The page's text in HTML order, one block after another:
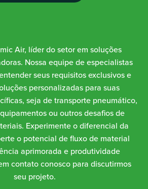
Air, líder do setor em soluções
Nossa equipe de especialistas
seus requisitos exclusivos e
personalizadas para suas
seja de transporte pneumático,
ou outros desafios de
Experimente o diferencial da
o potencial de fluxo de material
aprimorada e produtividade
contato conosco para discutirmos
seu projeto.